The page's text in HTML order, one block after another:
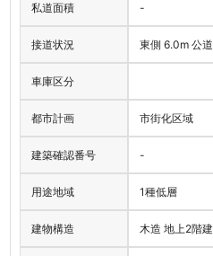
私道面積 -
接道状況 東側 6.0m 公
車庫区分
都市計画 市街化区域
建築確認番号 -
用途地域 1種低層
建物構造 木造 地上2階